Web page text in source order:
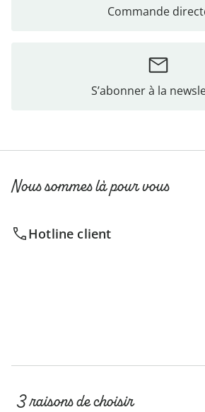
Commande
S’abonner à la
Nous sommes là pour vous
Hotline client
3 raisons de choisir